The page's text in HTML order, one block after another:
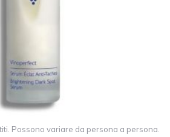
Possono variare da persona a persona.